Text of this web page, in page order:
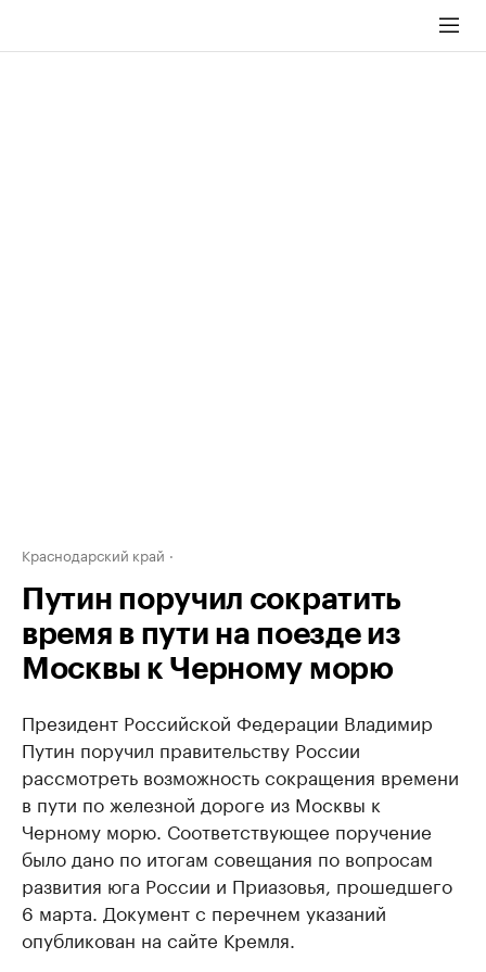
Краснодарский край
Путин поручил сократить
время в пути на поезде из
Москвы к Черному морю
Президент Российской Федерации Владимир
Путин поручил правительству России
рассмотреть возможность сокращения времени
в пути по железной дороге из Москвы к
Черному морю. Соответствующее поручение
было дано по итогам совещания по вопросам
развития юга России и Приазовья, прошедшего
6 марта. Документ с перечнем указаний
опубликован на сайте Кремля.